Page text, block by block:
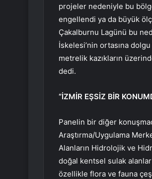
projeler nedeniyle bu
engellendi ya da büyük
Çakalburnu Lagünü bu
İskelesi’nin ortasına
metrelik kazıkların
dedi.
“İZMİR EŞSİZ BİR
Panelin bir diğer
Araştırma/Uygulama
Alanların Hidrolojik ve
doğal kentsel sulak
özellikle flora ve fauna